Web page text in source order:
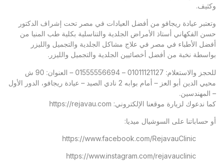
وكثيف.
وتعتبر عيادة ريجافو من أفضل العيادات في مصر تحت إشراف الدكتور
حسن الفكهاني أستاذ الأمراض الجلدية والتناسلية بكلية طب المنيا من
أفضل الأطباء في مصر في علاج مشاكل الجلدية والتجميل والليزر
بواسطة نخبة من أفضل أخصائيين الجلدية والتجميل والليزر.
للحجز والاستعلام: 01011121127 – 01555556694 – العنوان: 90 ش
محيي الدين أبو العز – أمام بوابه 2 نادي الصيد – عيادة ريجافو، الدور الأول
– المهندسين.
كما ندعوك لزيارة موقعنا الإلكتروني: https://rejavau.com
أو حساباتنا على السوشيال ميديا:
https://www.facebook.com/RejavauClinic
https://www.instagram.com/rejavauclinic